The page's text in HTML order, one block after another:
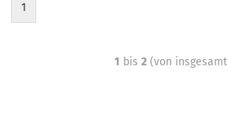
1
1 bis 2(von insgesamt